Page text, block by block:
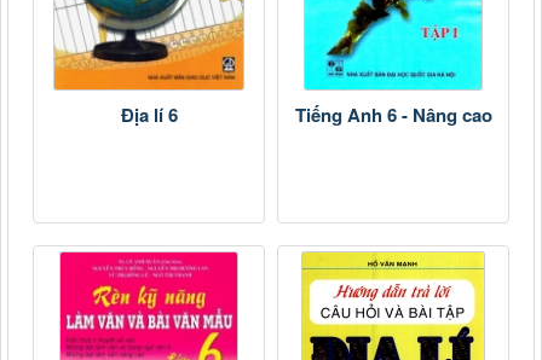
Địa lí 6 Tiếng Anh 6 - Nâng cao